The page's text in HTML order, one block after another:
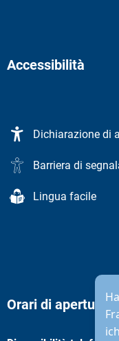
Accessibilità
Dichiarazione di
Barriera di
Lingua facile
Orari di apertura